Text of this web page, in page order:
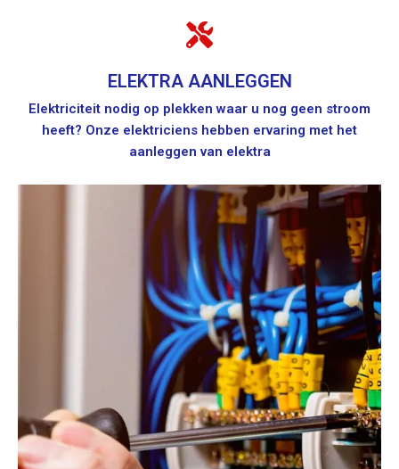
ELEKTRA AANLEGGEN
Elektriciteit nodig op plekken waar u nog geen stroom
heeft? Onze elektriciens hebben ervaring met het
aanleggen van elektra